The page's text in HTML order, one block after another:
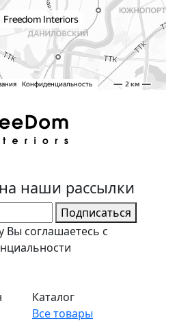
Каталог
Все товары
наши рассылки
Подписаться
соглашаетесь с